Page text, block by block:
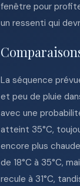
fenêtre pour
un ressenti qui
La séquence
et peu de pluie
avec une
atteint 35°C,
encore plus
de 18°C à 35°C,
recule à 31°C,